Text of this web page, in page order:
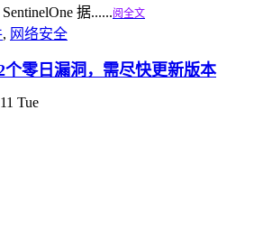
据......阅全文
, 网络安全
零日漏洞，需尽快更新版本
Tue